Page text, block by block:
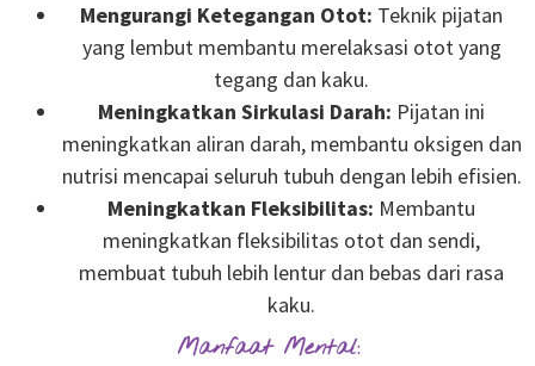
Mengurangi Ketegangan Otot: Teknik pijatan
yang lembut membantu merelaksasi otot yang
tegang dan kaku.
Meningkatkan Sirkulasi Darah: Pijatan ini
meningkatkan aliran darah, membantu oksigen dan
nutrisi mencapai seluruh tubuh dengan lebih efisien.
Meningkatkan Fleksibilitas: Membantu
meningkatkan fleksibilitas otot dan sendi,
membuat tubuh lebih lentur dan bebas dari rasa
kaku.
Manfaat Mental: